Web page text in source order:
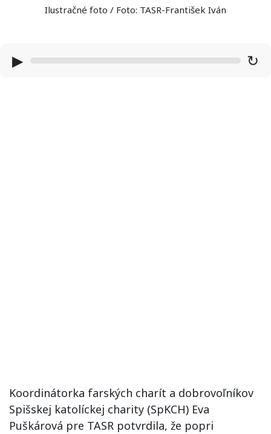
Ilustračné foto / Foto: TASR-František Iván
▶ ↻
Koordinátorka farských charít a dobrovoľníkov
Spišskej katolíckej charity (SpKCH) Eva
Puškárová pre TASR potvrdila, že popri